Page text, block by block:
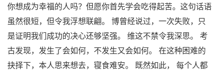
你想成为幸福的人吗？但愿你首先学会吃得起苦。这句话语
虽然很短，但令我浮想联翩。 博曾经说过，一次失败，只
是证明我们成功的决心还够坚强。 维这不禁令我深思。 考
古发现，发生了会如何，不发生又会如何。 在这种困难的
抉择下，本人思来想去，寝食难安。 既然如此， 每个人都